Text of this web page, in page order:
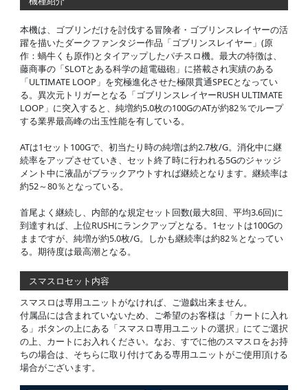
本機は、ゴブリンだけを討伐する冒険者・ゴブリンスレイヤーの活
躍を描いたダークファンタジー作品「ゴブリンスレイヤー」(原
作：蝸牛くも原作)とタイアップしたパチスロ機。最大の特徴は、
藤商事の「SLOTとある科学の超電磁砲」に搭載され実績のある
「ULTIMATE LOOP」を究極進化させた極限貫通SPECとなってい
る。異次元トリガーとなる「ゴブリンスレイヤーRUSH ULTIMATE
LOOP」に突入すると、純増約5.0枚の100GのATが約82％でループ
する業界最高峰の出玉性能を有している。
ATは1セット100Gで、初当たり時の純増は約2.7枚/G。消化中に継
続率をアップさせていき、セット終了時に行われる5Gのジャッジ
メント中に液晶がブラックアウトすれば継続となります。継続率は
約52～80％となっている。
首尾よく継続し、内部的な規定セット回数(最大8回、平均3.6回)に
到達すれば、上位RUSHにランクアップとなる。1セットは100Gの
ままですが、純増が約5.0枚/G。しかも継続率は約82％となってい
る。期待度は最高潮となる。
スマスロセット内容
スマスロは専用ユニットがなければ、ご遊戯出来ません。
付属品には含まれていないため、ご希望のお客様は「カートに入れ
る」ボタンの上にある「スマスロ専用ユニットの選択」にてご選択
の上、カートにお入れください。なお、すでに他のスマスロをお持
ちの場合は、そちらに取り付けてある専用ユニットがご使用頂ける
場合がございます。